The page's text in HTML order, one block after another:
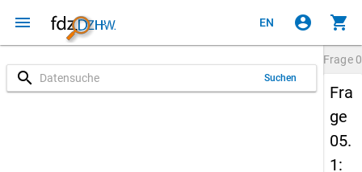
menu EN account_circle shopping_cart
search Suchen
Frage
Fra
ge
05.
1: